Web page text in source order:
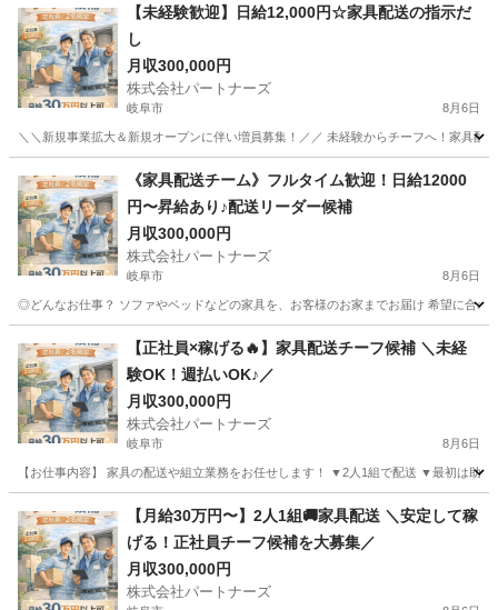
【未経験歓迎】日給12,000円☆家具配送の指示だ
し
月収300,000円
株式会社パートナーズ
岐阜市 8月6日
＼＼新規事業拡大＆新規オープンに伴い増員募集！／／ 未経験からチーフへ！家具
配送 未経験
《家具配送チーム》フルタイム歓迎！日給12000
円〜昇給あり♪配送リーダー候補
月収300,000円
株式会社パートナーズ
岐阜市 8月6日
◎どんなお仕事？ ソファやベッドなどの家具を、お客様のお家までお届け 希望に合
配送 未経験
【正社員×稼げる🔥】家具配送チーフ候補 ＼未経
験OK！週払いOK♪／
月収300,000円
株式会社パートナーズ
岐阜市 8月6日
【お仕事内容】 家具の配送や組立業務をお任せします！ ▼2人1組で配送 ▼最初は
配送
【月給30万円〜】2人1組🚚家具配送 ＼安定して稼
げる！正社員チーフ候補を大募集／
月収300,000円
株式会社パートナーズ